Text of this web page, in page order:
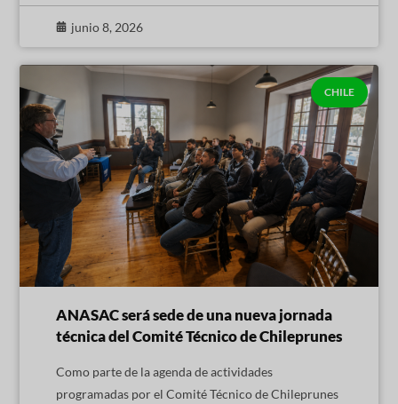
junio 8, 2026
CHILE
ANASAC será sede de una nueva jornada
técnica del Comité Técnico de Chileprunes
Como parte de la agenda de actividades
programadas por el Comité Técnico de Chileprunes